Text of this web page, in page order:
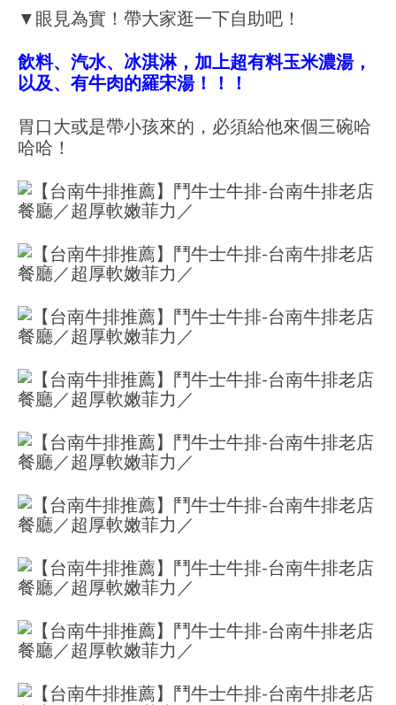
▼眼見為實！帶大家逛一下自助吧！
飲料、汽水、冰淇淋，加上超有料玉米濃湯，
以及、有牛肉的羅宋湯！！！
胃口大或是帶小孩來的，必須給他來個三碗哈
哈哈！